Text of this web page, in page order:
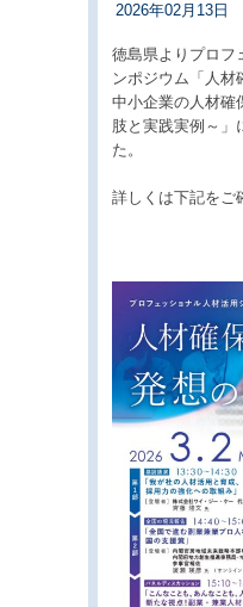
2026年02月13日
徳島県よりプロフ
ンポジウム「人材
中小企業の人材確
肢と実践実例～」
た。
詳しくは下記をご